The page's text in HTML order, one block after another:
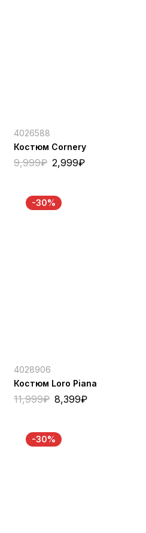
4026588
Костюм Cornery
9,999₽ 2,999₽
-30%
4028906
Костюм Loro Piana
11,999₽ 8,399₽
-30%